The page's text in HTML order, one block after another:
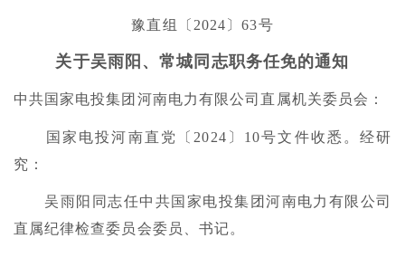
豫直组〔2024〕63号
关于吴雨阳、常城同志职务任免的通知
中共国家电投集团河南电力有限公司直属机关委员会：
国家电投河南直党〔2024〕10号文件收悉。经研
究：
吴雨阳同志任中共国家电投集团河南电力有限公司
直属纪律检查委员会委员、书记。